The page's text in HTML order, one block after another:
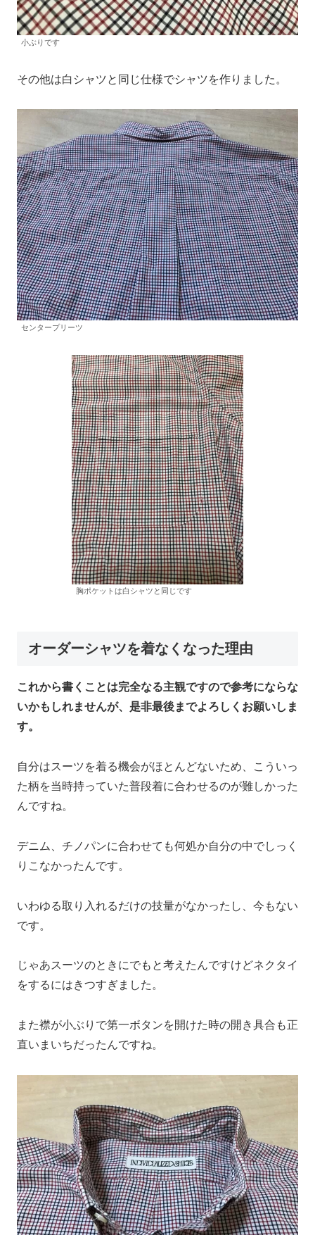
小ぶりです
その他は白シャツと同じ仕様でシャツを作りました。
センタープリーツ
胸ポケットは白シャツと同じです
オーダーシャツを着なくなった理由
これから書くことは完全なる主観ですので参考にならな
いかもしれませんが、是非最後までよろしくお願いしま
す。
自分はスーツを着る機会がほとんどないため、こういっ
た柄を当時持っていた普段着に合わせるのが難しかった
んですね。
デニム、チノパンに合わせても何処か自分の中でしっく
りこなかったんです。
いわゆる取り入れるだけの技量がなかったし、今もない
です。
じゃあスーツのときにでもと考えたんですけどネクタイ
をするにはきつすぎました。
また襟が小ぶりで第一ボタンを開けた時の開き具合も正
直いまいちだったんですね。